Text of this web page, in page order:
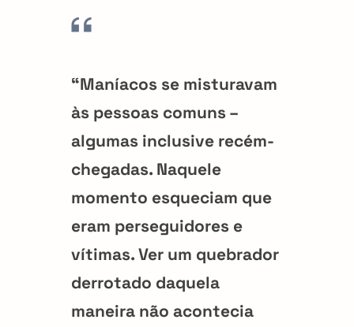
“Maníacos se misturavam
às pessoas comuns –
algumas inclusive recém-
chegadas. Naquele
momento esqueciam que
eram perseguidores e
vítimas. Ver um quebrador
derrotado daquela
maneira não acontecia